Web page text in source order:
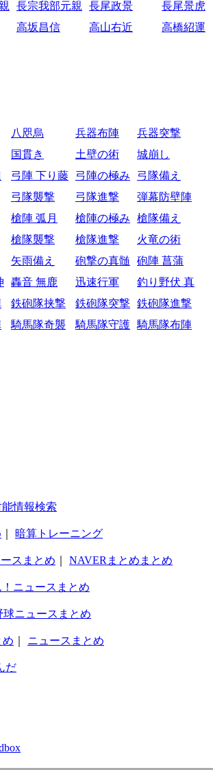
長宗我部元親 長尾政景
長尾景虎
高坂昌信 高山右近
高橋紹運
八咫烏 兵器布陣
兵器突撃
国貫き 土壁の術
城崩し
弓陣 下り藤 弓陣の極み
弓隊備え
弓隊襲撃 弓隊進撃
弾幕防壁陣
槍陣 弧月 槍陣の極み
槍隊備え
槍隊襲撃 槍隊進撃
火竜の術
矢雨備え 砲撃の真髄
砲陣 菖蒲
轟音 無鹿 迅速行軍
釣り野伏 真
鉄砲隊挟撃 鉄砲隊突撃 鉄砲隊進撃
騎馬隊奇襲 騎馬隊守護 騎馬隊布陣
能情報検索
暗算トレーニング
スまとめ NAVERまとめまとめ
ニュースまとめ
球ニュースまとめ
め ニュースまとめ
だ